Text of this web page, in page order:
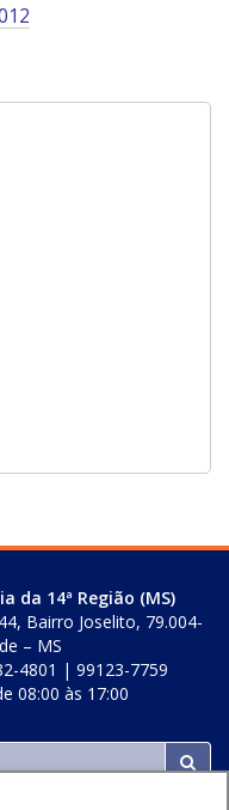
da 14ª Região (MS)
Bairro Joselito, 79.004-
– MS
4801 | 99123-7759
08:00 às 17:00